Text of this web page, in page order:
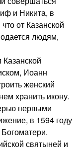
и Никита, в
от Казанской
людям,
Иоанн
женский
хранить икону.
первыми
в 1594 году
святыней и